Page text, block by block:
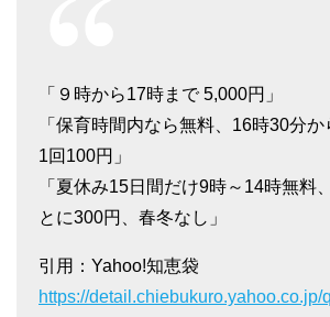
「９時から17時まで 5,000円」
「保育時間内なら無料、16時30分
1回100円」
「夏休み15日間だけ9時～14時無料
とに300円、春冬なし」
引用：Yahoo!知恵袋
https://detail.chiebukuro.yahoo.co.jp/